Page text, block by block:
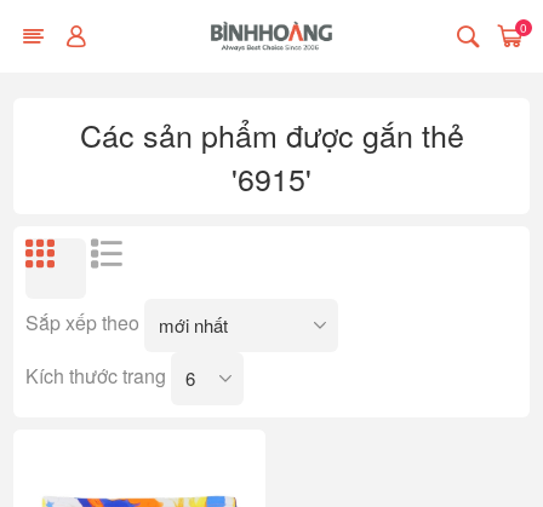
0
Các sản phẩm được gắn thẻ
'6915'
Sắp xếp theo
Kích thước trang